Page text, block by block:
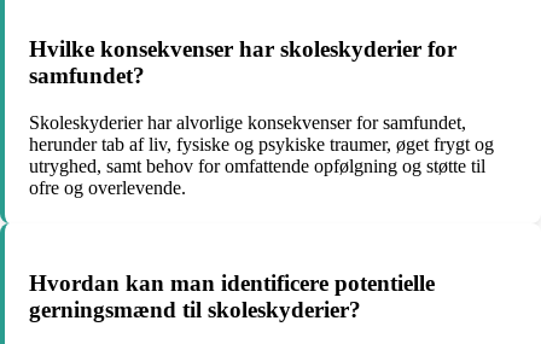
Hvilke konsekvenser har skoleskyderier for
samfundet?
Skoleskyderier har alvorlige konsekvenser for samfundet,
herunder tab af liv, fysiske og psykiske traumer, øget frygt og
utryghed, samt behov for omfattende opfølgning og støtte til
ofre og overlevende.
Hvordan kan man identificere potentielle
gerningsmænd til skoleskyderier?